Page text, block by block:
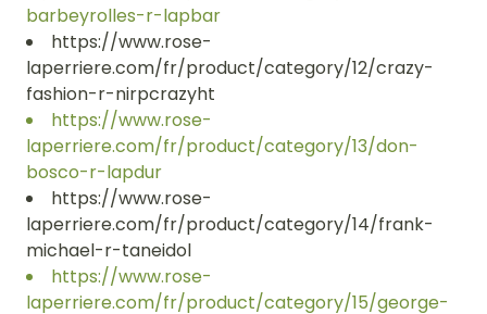
barbeyrolles-r-lapbar
https://www.rose-
laperriere.com/fr/product/category/12/crazy-
fashion-r-nirpcrazyht
https://www.rose-
laperriere.com/fr/product/category/13/don-
bosco-r-lapdur
https://www.rose-
laperriere.com/fr/product/category/14/frank-
michael-r-taneidol
https://www.rose-
laperriere.com/fr/product/category/15/george-